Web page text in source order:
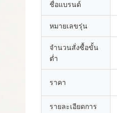
ชื่อแบรนด์
หมายเลขรุ่น
จำนวนสั่งซื้อขั้น
ต่ำ
ราคา
รายละเอียดการ